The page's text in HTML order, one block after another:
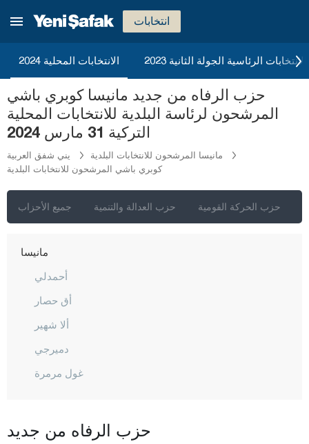
انتخابات
الانتخابات المحلية 2024 2023 الانتخابات الرئاسية الجولة الثانية
حزب الرفاه من جديد مانيسا كوبري باشي
المرشحون لرئاسة البلدية للانتخابات المحلية
التركية 31 مارس 2024
يني شفق العربية
مانيسا المرشحون للانتخابات البلدية
كوبري باشي المرشحون للانتخابات البلدية
جميع الأحزاب حزب العدالة والتنمية حزب الحركة القومية
قيصري
كيركالي
قرقلر ايلي
قرشهير
قوجه ايلي
قونيا
مالاطيا
مانيسا
أحمدلي
أق حصار
ألا شهير
دميرجي
غول مرمرة
حزب الرفاه من جديد